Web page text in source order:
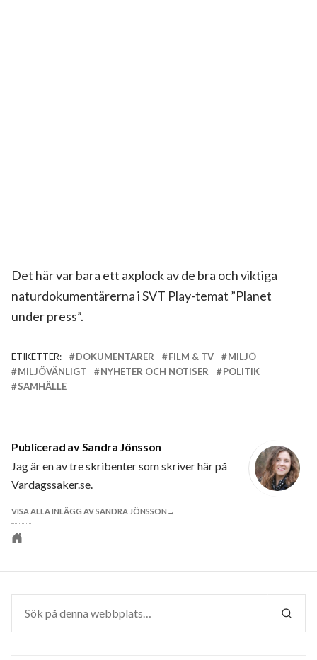
Det här var bara ett axplock av de bra och viktiga
naturdokumentärerna i SVT Play-temat ”Planet
under press”.
ETIKETTER: DOKUMENTÄRER FILM & TV
MILJÖ
MILJÖVÄNLIGT
NYHETER OCH NOTISER
POLITIK
SAMHÄLLE
Publicerad avSandra Jönsson
Jag är en av tre skribenter som skriver här på
Vardagssaker.se.
VISA ALLA INLÄGG AV SANDRA JÖNSSON
webbplats
efter:
SÖK